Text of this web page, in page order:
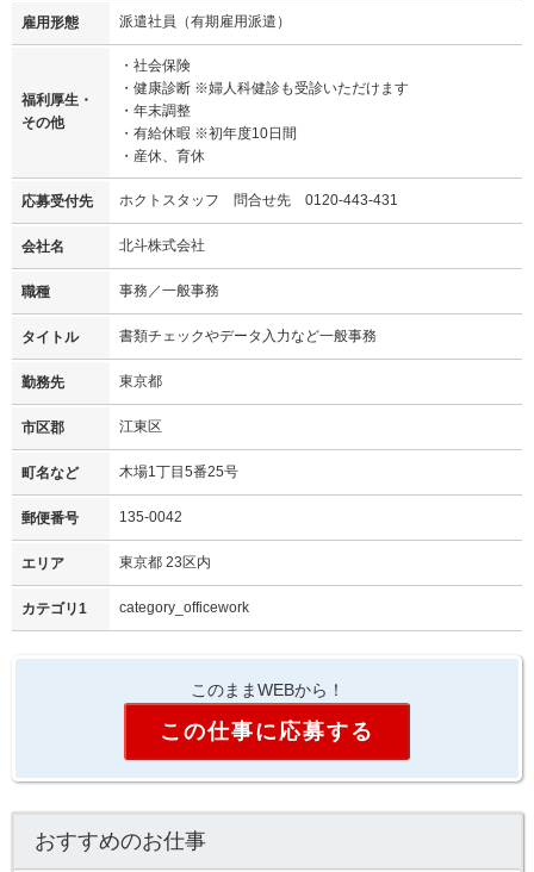
雇用形態 派遣社員（有期雇用派遣）
福利厚生・
その他
・社会保険
・健康診断 ※婦人科健診も受診いただけます
・年末調整
・有給休暇 ※初年度10日間
・産休、育休
応募受付先 ホクトスタッフ 問合せ先 0120-443-431
会社名 北斗株式会社
職種 事務／一般事務
タイトル 書類チェックやデータ入力など一般事務
勤務先 東京都
市区郡 江東区
町名など 木場1丁目5番25号
郵便番号 135-0042
エリア 東京都 23区内
カテゴリ1 category_officework
このままWEBから！
この仕事に応募する
おすすめのお仕事